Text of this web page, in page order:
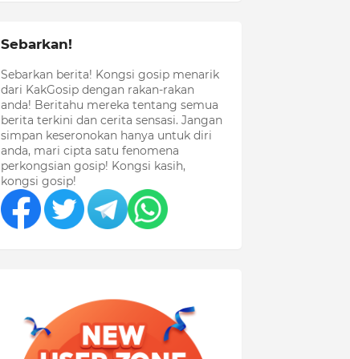
Sebarkan!
Sebarkan berita! Kongsi gosip menarik
dari KakGosip dengan rakan-rakan
anda! Beritahu mereka tentang semua
berita terkini dan cerita sensasi. Jangan
simpan keseronokan hanya untuk diri
anda, mari cipta satu fenomena
perkongsian gosip! Kongsi kasih,
kongsi gosip!